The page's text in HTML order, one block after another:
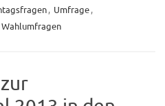
, Umfrage,
Wahlumfragen